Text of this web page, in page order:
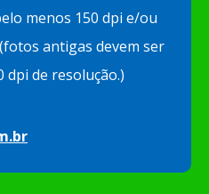
menos 150 dpi e/ou
antigas devem ser
dpi de resolução.)